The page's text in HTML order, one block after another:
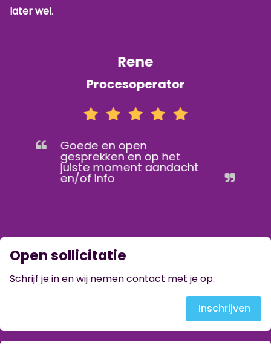
later wel.
Rene
Procesoperator
Goede en open
gesprekken en op het
juiste moment aandacht
en/of info
Open sollicitatie
Schrijf je in en wij nemen contact met je op.
Inschrijven